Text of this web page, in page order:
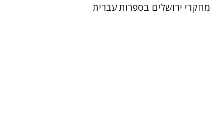
מחקרי ירושלים בספרות עברית